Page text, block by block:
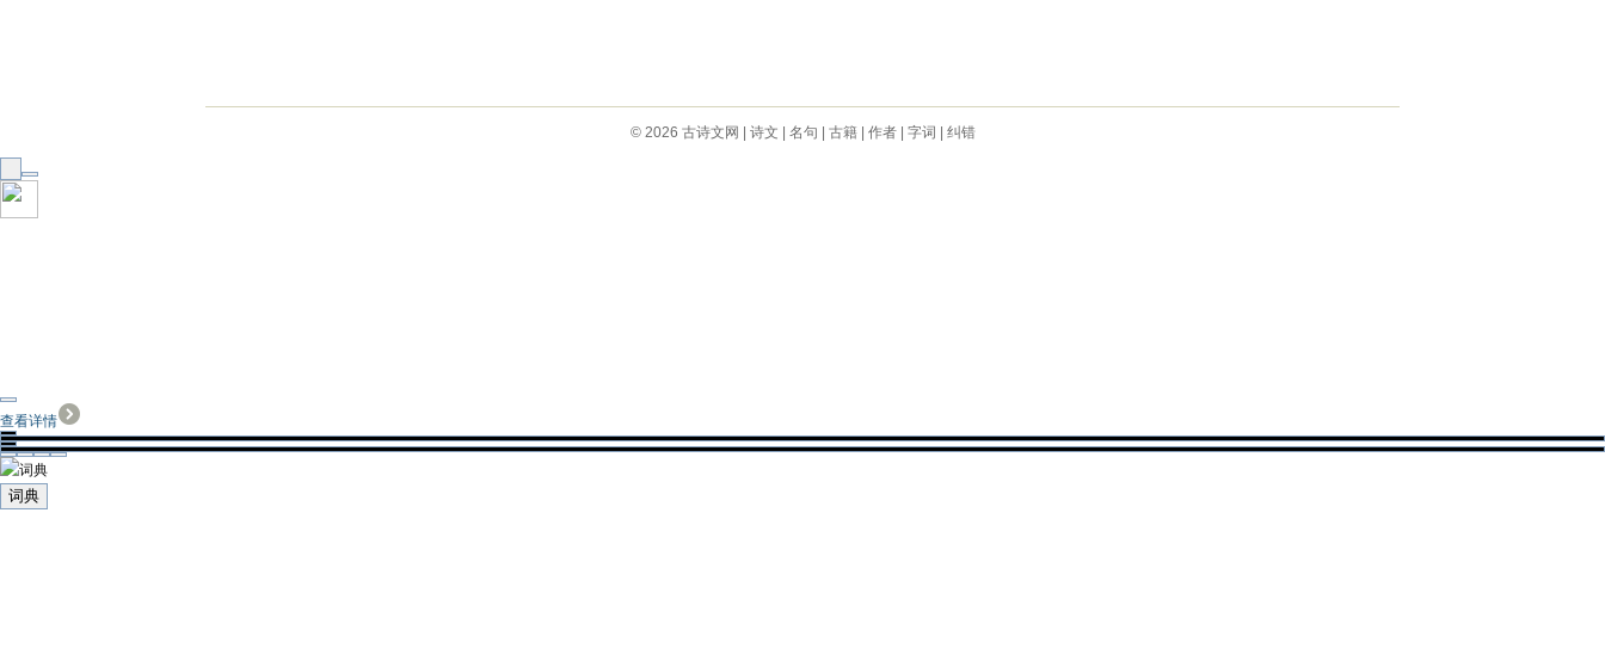
© 2026 古诗文网 诗文 名句 古籍| 作者| 字词 纠错
查看详情
词典